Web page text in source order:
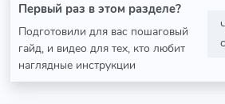
Первый раз в этом разделе?
Подготовили для вас пошаговый
гайд, и видео для тех, кто любит
наглядные инструкции